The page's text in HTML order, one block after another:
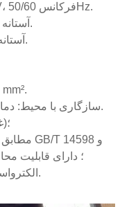
محدوده ولتاژ عملیاتی: AC 100-275V، فرکانس 50/60Hz.
آستانه حفاظت از اضافه ولتاژ: 275 ± 5 ولت.
آستانه حفاظت در برابر ولتاژ: 170 ± 5 ولت.
سطح مقطع سیم قابل اجرا: 0.75-2.5 mm².
سازگاری با محیط: دمای عملیاتی -30 تا +70 درجه سانتیگراد.
رطوبت نسبی: ≤95% RH (غیر متراکم)؛
الکترواستاتیک و پالس های انفجاری سریع گذرا.